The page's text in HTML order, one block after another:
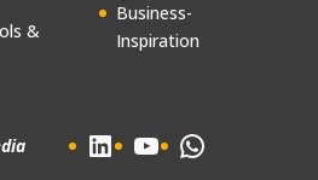
&
Business-
Inspiration
............ LinkedIn
YouTube
WhatsApp